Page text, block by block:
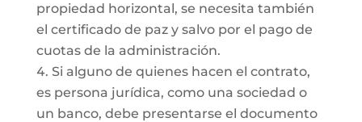
propiedad horizontal, se necesita también
el certificado de paz y salvo por el pago de
cuotas de la administración.
Si alguno de quienes hacen el contrato,
es persona jurídica, como una sociedad o
un banco, debe presentarse el documento